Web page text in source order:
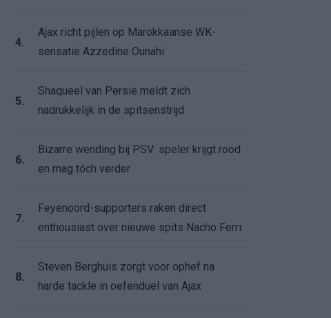
4.
Ajax richt pijlen op Marokkaanse WK-
sensatie Azzedine Ounahi
5.
Shaqueel van Persie meldt zich
nadrukkelijk in de spitsenstrijd
6.
Bizarre wending bij PSV: speler krijgt rood
en mag tóch verder
7.
Feyenoord-supporters raken direct
enthousiast over nieuwe spits Nacho Ferri
8.
Steven Berghuis zorgt voor ophef na
harde tackle in oefenduel van Ajax